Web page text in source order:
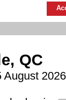
QC
August